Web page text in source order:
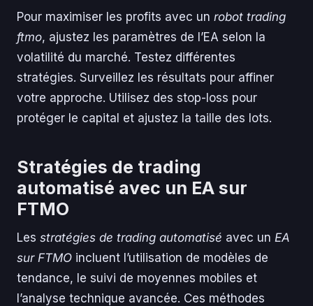
Pour maximiser les profits avec un robot trading
ftmo, ajustez les paramètres de l’EA selon la
volatilité du marché. Testez différentes
stratégies. Surveillez les résultats pour affiner
votre approche. Utilisez des stop-loss pour
protéger le capital et ajustez la taille des lots.
Stratégies de trading
automatisé avec un EA sur
FTMO
Les stratégies de trading automatisé avec un EA
sur FTMO incluent l’utilisation de modèles de
tendance, le suivi de moyennes mobiles et
l’analyse technique avancée. Ces méthodes